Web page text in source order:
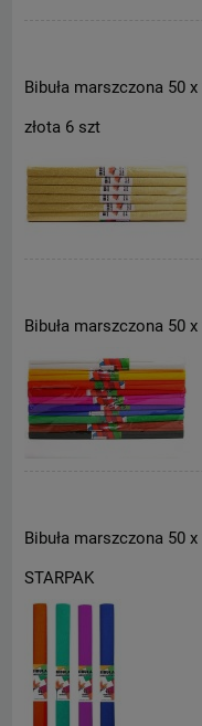
Bibuła marszczona 50
złota 6 szt
Bibuła marszczona 50
Bibuła marszczona 50
STARPAK